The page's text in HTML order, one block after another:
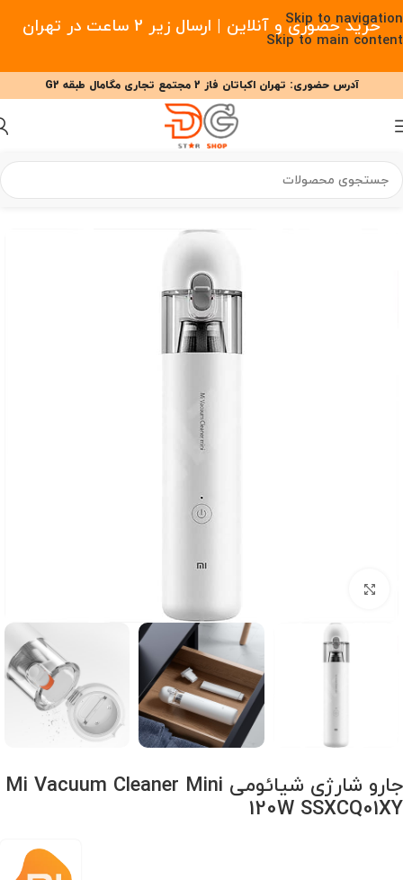
Skip to navigation
Skip to main content
خرید حضوری و آنلاین | ارسال زیر 2 ساعت در تهران
09377477910 - 09127708341 علیزاده
آدرس حضوری: تهران اکباتان فاز 2 مجتمع تجاری مگامال طبقه G2
خانه/خانه هوشمند/جارو شارژی/جارو شارژی شیائومی
جارو شارژی شیائومی Mi Vacuum Cleaner Mini
120W SSXCQ01XY